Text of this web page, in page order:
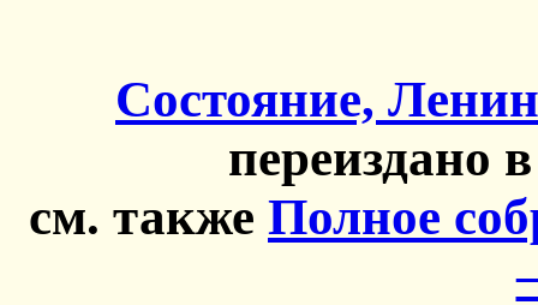
Состояние,
переиздано
см. также Полное